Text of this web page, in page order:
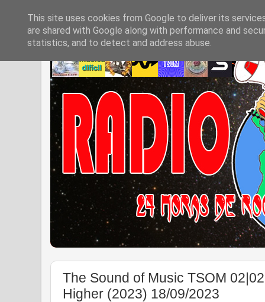
The Sound of Music TSOM
Higher (2023) 18/09/2023
This site uses cookies from Google to deliver its
are shared with Google along with performance and
statistics, and to detect and address abuse.